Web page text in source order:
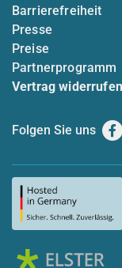
Barrierefreiheit
Presse
Preise
Partnerprogramm
Vertrag widerrufen
Folgen Sie uns